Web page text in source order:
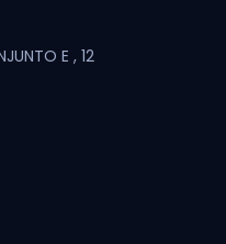
E , 12